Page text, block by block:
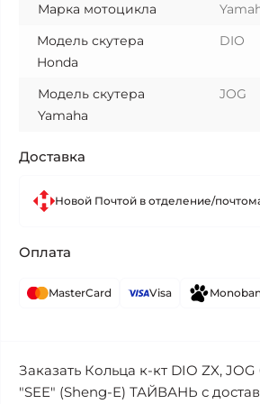
Марка мотоцикла
Модель скутера
Honda
DIO
Модель скутера
Yamaha
JOG
Доставка
Новой Почтой в отделение/
Оплата
MasterCard Visa
Заказать Кольца к-кт DIO ZX,
"SEE" (Sheng-E) ТАЙВАНЬ с